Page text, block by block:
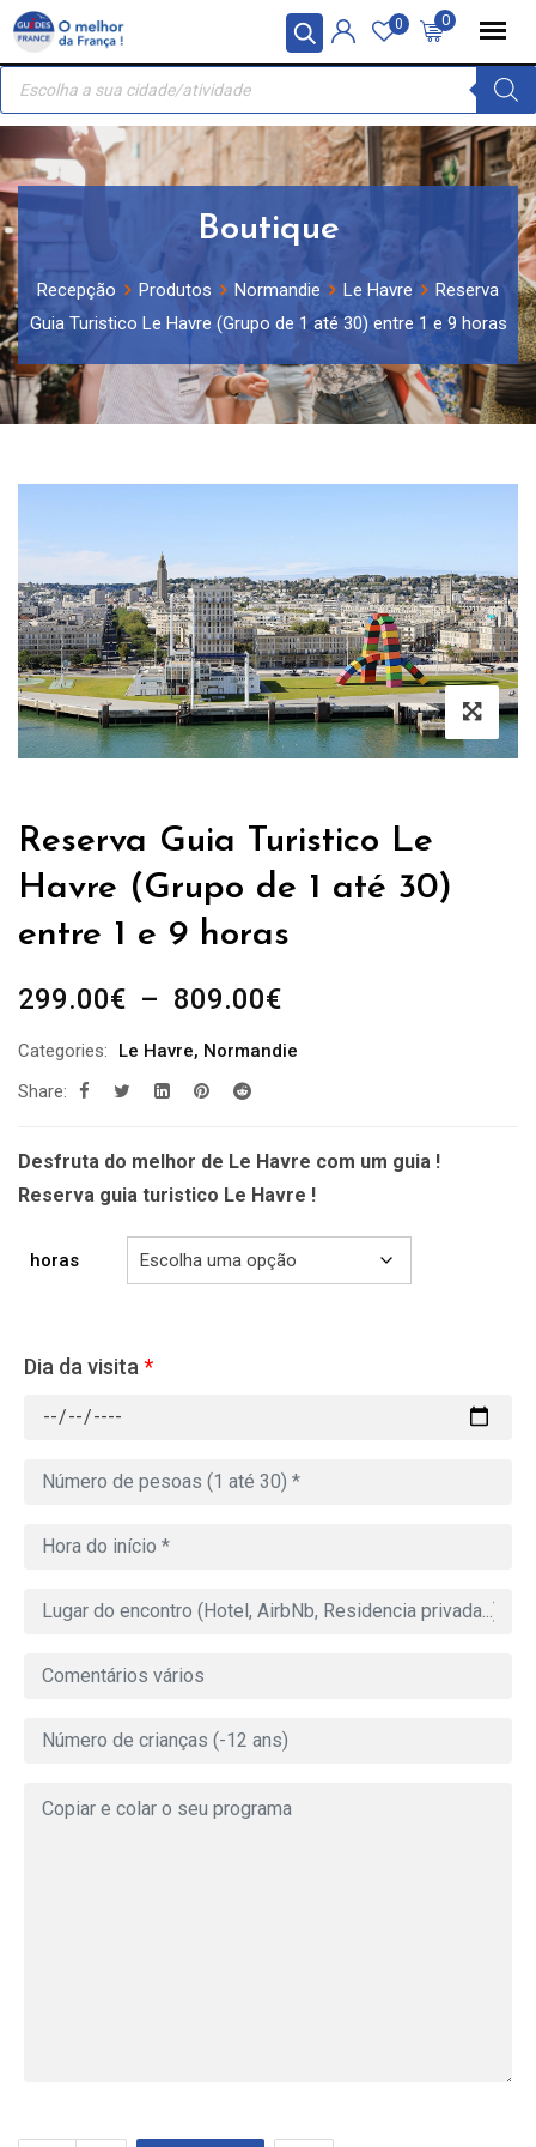
Painel de Gerenciamento de Cookies
Skip
content
0
0
Recherche
produits
Boutique
Recepção Produtos Normandie Le Havre
Reserva
Guia Turistico Le Havre (Grupo de 1 até 30) entre 1 e 9 horas
Reserva Guia Turistico Le
Havre (Grupo de 1 até 30)
entre 1 e 9 horas
299.00€ – 809.00€Plage
prix :
809.00€
Categories: Le Havre, Normandie
Share:
Desfruta do melhor de Le Havre com um guia !
Reserva guia turistico Le Havre !
horas
Dia da visita *